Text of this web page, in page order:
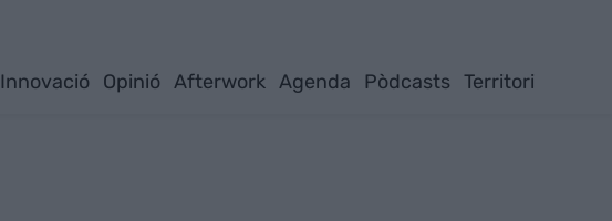
Innovació Opinió Afterwork Agenda Pòdcasts Territori